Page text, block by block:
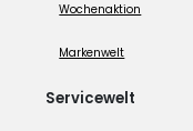
Wochenaktion
Markenwelt
Servicewelt